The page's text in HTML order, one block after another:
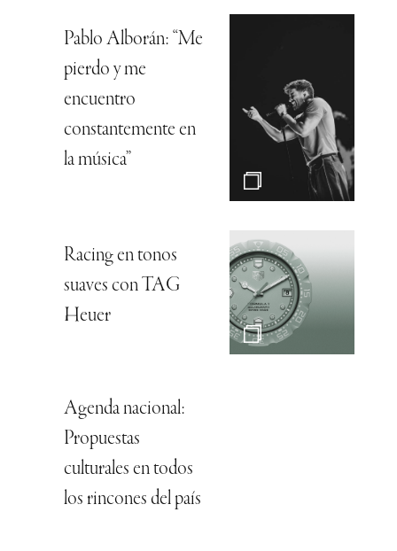
Pablo Alborán: “Me
pierdo y me
encuentro
constantemente en
la música”
Racing en tonos
suaves con TAG
Heuer
Agenda nacional:
Propuestas
culturales en todos
los rincones del país